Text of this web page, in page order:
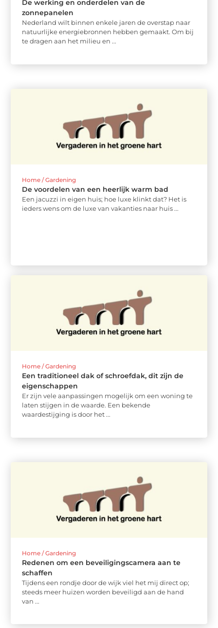
De werking en onderdelen van de
zonnepanelen
Nederland wilt binnen enkele jaren de overstap naar
natuurlijke energiebronnen hebben gemaakt. Om bij
te dragen aan het milieu en ...
Home / Gardening
De voordelen van een heerlijk warm bad
Een jacuzzi in eigen huis; hoe luxe klinkt dat? Het is
ieders wens om de luxe van vakanties naar huis ...
Home / Gardening
Een traditioneel dak of schroefdak, dit zijn de
eigenschappen
Er zijn vele aanpassingen mogelijk om een woning te
laten stijgen in de waarde. Een bekende
waardestijging is door het ...
Home / Gardening
Redenen om een beveiligingscamera aan te
schaffen
Tijdens een rondje door de wijk viel het mij direct op;
steeds meer huizen worden beveiligd aan de hand
van ...